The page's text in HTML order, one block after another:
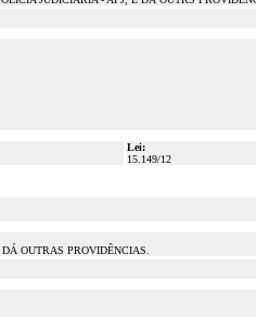
Lei:
15.149/12
OUTRAS PROVIDÊNCIAS.